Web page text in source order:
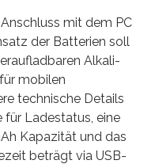
mit dem PC
der Batterien soll
Alkali-
mobilen
technische Details
für Ladestatus, eine
Kapazität und das
beträgt via USB-